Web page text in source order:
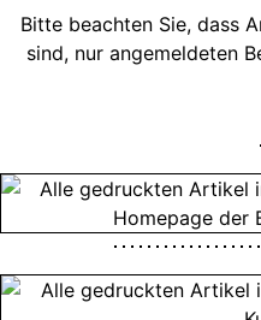
Bitte beachten Sie, dass
sind, nur angemeldeten